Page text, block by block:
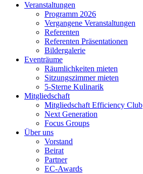
Veranstaltungen
Programm 2026
Vergangene Veranstaltungen
Referenten
Referenten Präsentationen
Bildergalerie
Eventräume
Räumlichkeiten mieten
Sitzungszimmer mieten
5-Sterne Kulinarik
Mitgliedschaft
Mitgliedschaft Efficiency Club
Next Generation
Focus Groups
Über uns
Vorstand
Beirat
Partner
EC-Awards